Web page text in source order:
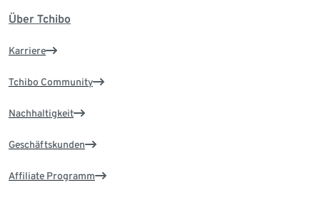
Über Tchibo
Karriere
Tchibo Community
Nachhaltigkeit
Geschäftskunden
Affiliate Programm